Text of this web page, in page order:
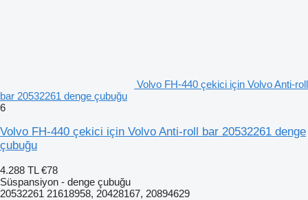
Volvo FH-440 çekici için Volvo Anti-roll
bar 20532261 denge çubuğu
6
Volvo FH-440 çekici için Volvo Anti-roll bar 20532261 denge
çubuğu
4.288 TL €78
Süspansiyon - denge çubuğu
20532261 21618958, 20428167, 20894629